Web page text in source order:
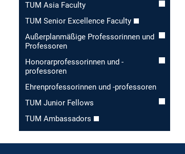
TUM Asia Faculty
TUM Senior Excellence Faculty
Außerplanmäßige Professorinnen und
Professoren
Honorar­professorinnen und -
professoren
Ehren­professorinnen und -professoren
TUM Junior Fellows
TUM Ambassadors